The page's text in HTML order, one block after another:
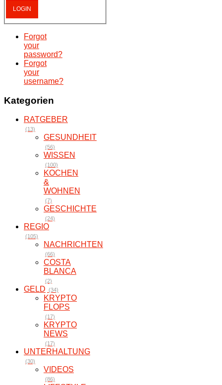
Forgot
your
password?
Forgot
your
username?
Kategorien
RATGEBER
(13)
GESUNDHEIT
(56)
WISSEN
(100)
KOCHEN
&
WOHNEN
(7)
GESCHICHTE
(24)
REGIO
(105)
NACHRICHTEN
(66)
COSTA
BLANCA
(2)
GELD (34)
KRYPTO
FLOPS
(17)
KRYPTO
NEWS
(17)
UNTERHALTUNG
(30)
VIDEOS
(86)